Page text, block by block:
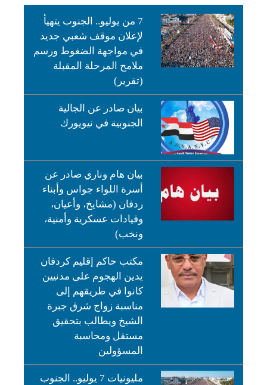
7 من يوليو.. الجنوب يتهيأ
لإعلان موقف شعبي جديد
في مواجهة الضغوط ورسم
ملامح المرحلة المقبلة
(تقرير)
بيان صادر عن الجالية
الجنوبية في نيويورك
بيان هام وناري صادر عن
أسرة اللواء جواس وأبناء
ردفان (مشايخ، وأعيان،
وقيادات عسكرية وأمنية،
ونخب)
مكتب حاكم إقليم كردفان
يدين الهجوم على مدنيين
كانوا في طريقهم إلى
مناسبة زواج شرق جبرة
الشيخ ويطالب بتحقيق
مستقل ومحاسبة
المسؤولين
مليونيات 7 يوليو.. الجنوب